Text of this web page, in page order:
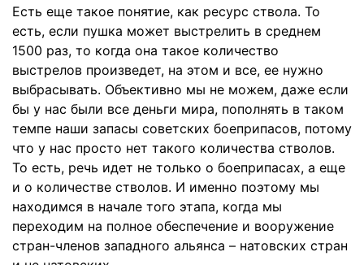
Есть еще такое понятие, как ресурс ствола. То
есть, если пушка может выстрелить в среднем
1500 раз, то когда она такое количество
выстрелов произведет, на этом и все, ее нужно
выбрасывать. Объективно мы не можем, даже если
бы у нас были все деньги мира, пополнять в таком
темпе наши запасы советских боеприпасов, потому
что у нас просто нет такого количества стволов.
То есть, речь идет не только о боеприпасах, а еще
и о количестве стволов. И именно поэтому мы
находимся в начале того этапа, когда мы
переходим на полное обеспечение и вооружение
стран-членов западного альянса – натовских стран